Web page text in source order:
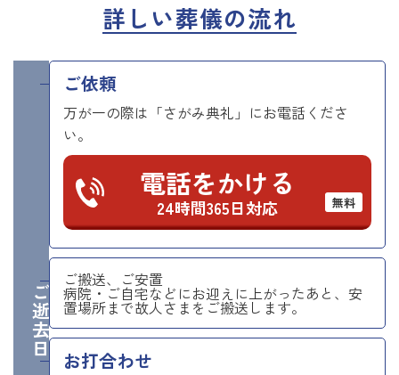
詳しい葬儀の流れ
ご逝去日
ご依頼
万が一の際は「さがみ典礼」にお電話くださ
い。
電話をかける
24時間365日対応 無料
ご搬送、ご安置
病院・ご自宅などにお迎えに上がったあと、安
置場所まで故人さまをご搬送します。
お打合わせ